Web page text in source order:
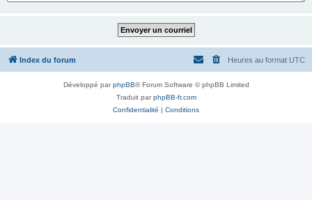
Index du forum Heures au format UTC
Développé parphpBB® Forum Software © phpBB Limited
Traduit parphpBB-fr.com
Confidentialité | Conditions